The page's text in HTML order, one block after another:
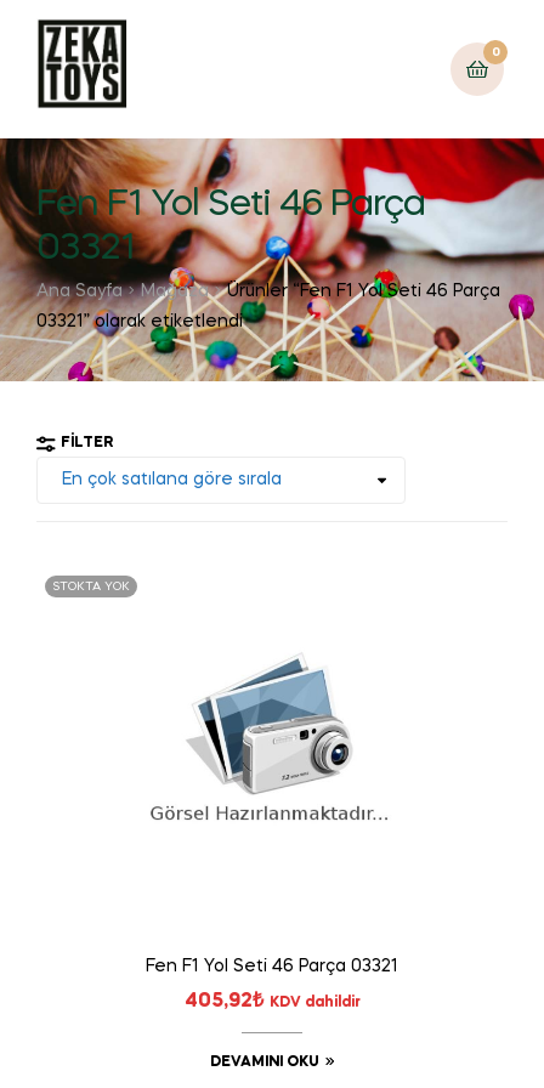
0
Fen F1 Yol Seti 46 Parça
03321
Ana Sayfa Mağaza
Ürünler “Fen F1 Yol Seti 46 Parça
03321” olarak etiketlendi
FILTER
STOKTA YOK
Fen F1 Yol Seti 46 Parça 03321
405,92₺ KDV dahildir
DEVAMINI OKU